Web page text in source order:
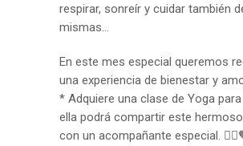
respirar, sonreír y cuidar también
mismas…
En este mes especial queremos
una experiencia de bienestar y
* Adquiere una clase de Yoga
ella podrá compartir este
con un acompañante especial.